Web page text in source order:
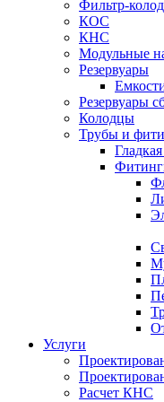
Фильтр-
КОС
КНС
Модульные
Резервуары
Резервуары
Колодцы
Трубы и
Услуги
Расчет КНС